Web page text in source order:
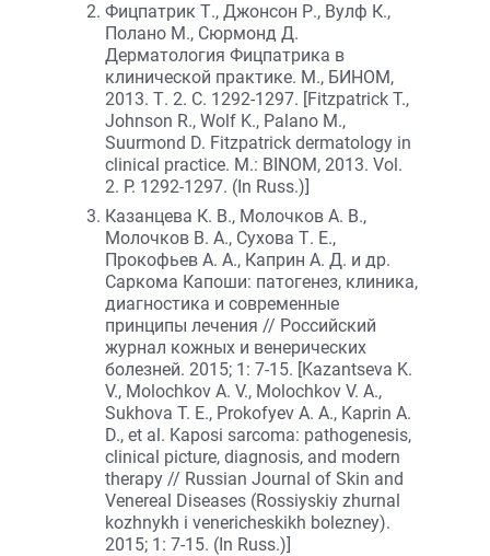
Фицпатрик Т., Джонсон Р., Вулф К.,
Полано М., Сюрмонд Д.
Дерматология Фицпатрика в
клинической практике. М., БИНОМ,
2013. Т. 2. С. 1292-1297. [Fitzpatrick T.,
Johnson R., Wolf K., Palano M.,
Suurmond D. Fitzpatrick dermatology in
clinical practice. M.: BINOM, 2013. Vol.
2. P. 1292-1297. (In Russ.)]
Казанцева К. В., Молочков А. В.,
Молочков В. А., Сухова Т. Е.,
Прокофьев А. А., Каприн А. Д. и др.
Саркома Капоши: патогенез, клиника,
диагностика и современные
принципы лечения // Российский
журнал кожных и венерических
болезней. 2015; 1: 7-15. [Kazantseva K.
V., Molochkov A. V., Molochkov V. A.,
Sukhova T. E., Prokofyev A. A., Kaprin A.
D., et al. Kaposi sarcoma: pathogenesis,
clinical picture, diagnosis, and modern
therapy // Russian Journal of Skin and
Venereal Diseases (Rossiyskiy zhurnal
kozhnykh i venericheskikh bolezney).
2015; 1: 7-15. (In Russ.)]